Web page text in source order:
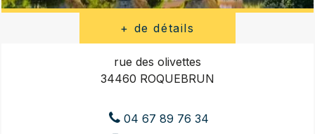
rue des olivettes
34460 ROQUEBRUN
04 67 89 76 34